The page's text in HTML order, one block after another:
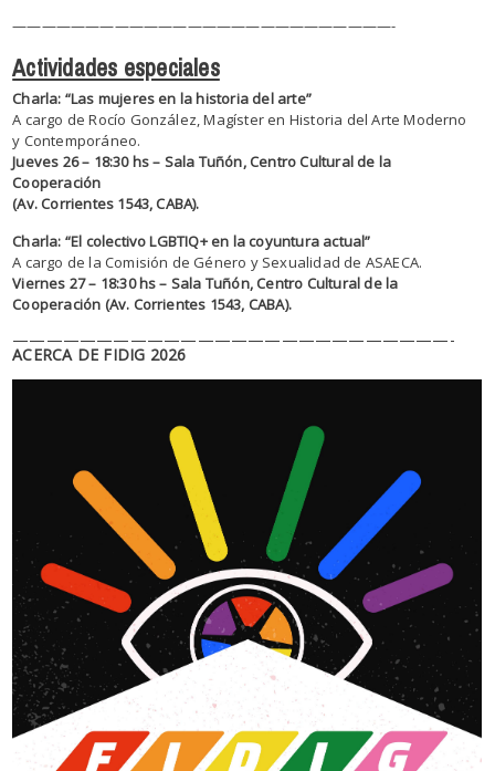
——————————————————————————-
Actividades especiales
Charla: “Las mujeres en la historia del arte”
A cargo de Rocío González, Magíster en Historia del Arte Moderno
y Contemporáneo.
Jueves 26 – 18:30 hs – Sala Tuñón, Centro Cultural de la
Cooperación
(Av. Corrientes 1543, CABA).
Charla: “El colectivo LGBTIQ+ en la coyuntura actual”
A cargo de la Comisión de Género y Sexualidad de ASAECA.
Viernes 27 – 18:30 hs – Sala Tuñón, Centro Cultural de la
Cooperación (Av. Corrientes 1543, CABA).
——————————————————————————-
ACERCA DE FIDIG 2026